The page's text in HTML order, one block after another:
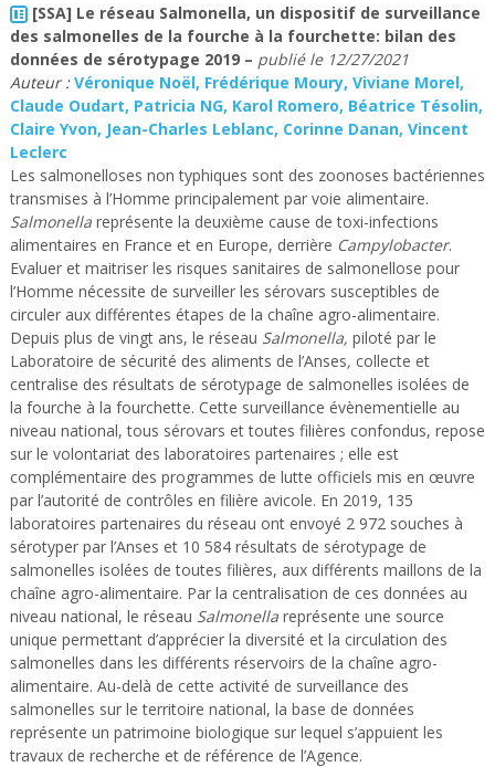
[SSA] Le réseau Salmonella, un dispositif de surveillance
des salmonelles de la fourche à la fourchette: bilan des
données de sérotypage 2019 – publié le 12/27/2021
Auteur : Véronique Noël, Frédérique Moury, Viviane Morel,
Claude Oudart, Patricia NG, Karol Romero, Béatrice Tésolin,
Claire Yvon, Jean-Charles Leblanc, Corinne Danan, Vincent
Leclerc
Les salmonelloses non typhiques sont des zoonoses bactériennes
transmises à l’Homme principalement par voie alimentaire.
Salmonella représente la deuxième cause de toxi-infections
alimentaires en France et en Europe, derrière Campylobacter.
Evaluer et maitriser les risques sanitaires de salmonellose pour
l’Homme nécessite de surveiller les sérovars susceptibles de
circuler aux différentes étapes de la chaîne agro-alimentaire.
Depuis plus de vingt ans, le réseau Salmonella, piloté par le
Laboratoire de sécurité des aliments de l’Anses, collecte et
centralise des résultats de sérotypage de salmonelles isolées de
la fourche à la fourchette. Cette surveillance évènementielle au
niveau national, tous sérovars et toutes filières confondus, repose
sur le volontariat des laboratoires partenaires ; elle est
complémentaire des programmes de lutte officiels mis en œuvre
par l’autorité de contrôles en filière avicole. En 2019, 135
laboratoires partenaires du réseau ont envoyé 2 972 souches à
sérotyper par l’Anses et 10 584 résultats de sérotypage de
salmonelles isolées de toutes filières, aux différents maillons de la
chaîne agro-alimentaire. Par la centralisation de ces données au
niveau national, le réseau Salmonella représente une source
unique permettant d’apprécier la diversité et la circulation des
salmonelles dans les différents réservoirs de la chaîne agro-
alimentaire. Au-delà de cette activité de surveillance des
salmonelles sur le territoire national, la base de données
représente un patrimoine biologique sur lequel s’appuient les
travaux de recherche et de référence de l’Agence.